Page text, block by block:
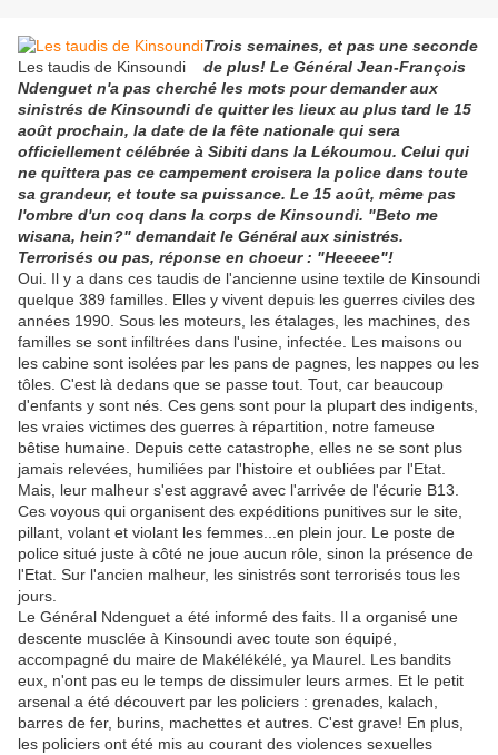
Les taudis de Kinsoundi
Trois semaines, et pas une seconde
de plus! Le Général Jean-François
Ndenguet n'a pas cherché les mots pour demander aux
sinistrés de Kinsoundi de quitter les lieux au plus tard le 15
août prochain, la date de la fête nationale qui sera
officiellement célébrée à Sibiti dans la Lékoumou. Celui qui
ne quittera pas ce campement croisera la police dans toute
sa grandeur, et toute sa puissance. Le 15 août, même pas
l'ombre d'un coq dans la corps de Kinsoundi. "Beto me
wisana, hein?" demandait le Général aux sinistrés.
Terrorisés ou pas, réponse en choeur : "Heeeee"!
Oui. Il y a dans ces taudis de l'ancienne usine textile de Kinsoundi
quelque 389 familles. Elles y vivent depuis les guerres civiles des
années 1990. Sous les moteurs, les étalages, les machines, des
familles se sont infiltrées dans l'usine, infectée. Les maisons ou
les cabine sont isolées par les pans de pagnes, les nappes ou les
tôles. C'est là dedans que se passe tout. Tout, car beaucoup
d'enfants y sont nés. Ces gens sont pour la plupart des indigents,
les vraies victimes des guerres à répartition, notre fameuse
bêtise humaine. Depuis cette catastrophe, elles ne se sont plus
jamais relevées, humiliées par l'histoire et oubliées par l'Etat.
Mais, leur malheur s'est aggravé avec l'arrivée de l'écurie B13.
Ces voyous qui organisent des expéditions punitives sur le site,
pillant, volant et violant les femmes...en plein jour. Le poste de
police situé juste à côté ne joue aucun rôle, sinon la présence de
l'Etat. Sur l'ancien malheur, les sinistrés sont terrorisés tous les
jours.
Le Général Ndenguet a été informé des faits. Il a organisé une
descente musclée à Kinsoundi avec toute son équipé,
accompagné du maire de Makélékélé, ya Maurel. Les bandits
eux, n'ont pas eu le temps de dissimuler leurs armes. Et le petit
arsenal a été découvert par les policiers : grenades, kalach,
barres de fer, burins, machettes et autres. C'est grave! En plus,
les policiers ont été mis au courant des violences sexuelles